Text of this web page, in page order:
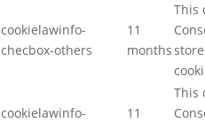
cookielawinfo-
checbox-others
11
months
This
cookielawinfo-
11
This